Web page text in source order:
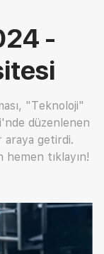
-
"Teknoloji"
düzenlenen
araya getirdi.
tıklayın!